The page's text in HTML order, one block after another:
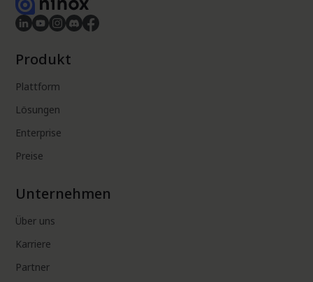
Produkt
Plattform
Lösungen
Enterprise
Preise
Unternehmen
Über uns
Karriere
Partner